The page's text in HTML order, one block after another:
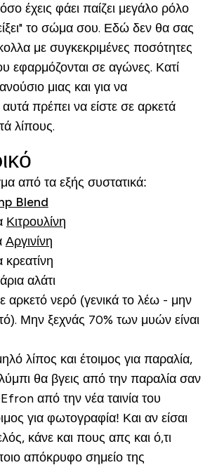
έχεις φάει παίζει μεγάλο ρόλο
το σώμα σου. Εδώ δεν θα σας
με συγκεκριμένες ποσότητες
εφαρμόζονται σε αγώνες. Κατί
μιας και για να
πρέπει να είστε σε αρκετά
λίπους.
από τα εξής συστατικά:
Blend
Κιτρουλίνη
Αργινίνη
αλάτι
νερό (γενικά το λέω - μην
Μην ξεχνάς 70% των μυών είναι
λίπος και έτοιμος για παραλία,
θα βγεις από την παραλία σαν
από την νέα ταινία του
για φωτογραφία! Και αν είσαι
κάνε και πους απς και ό,τι
απόκρυφο σημείο της